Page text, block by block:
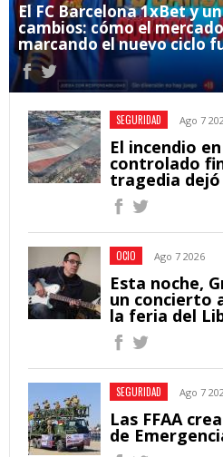
El FC Barcelona 1xBet y
cambios: cómo el
marcando el nuevo ciclo
SEGURIDAD Ago 7
El incendio
controlado
tragedia dejó
OCIO Ago 7 2026
Esta noche,
un concierto
la feria del
SEGURIDAD Ago 7
Las FFAA
de